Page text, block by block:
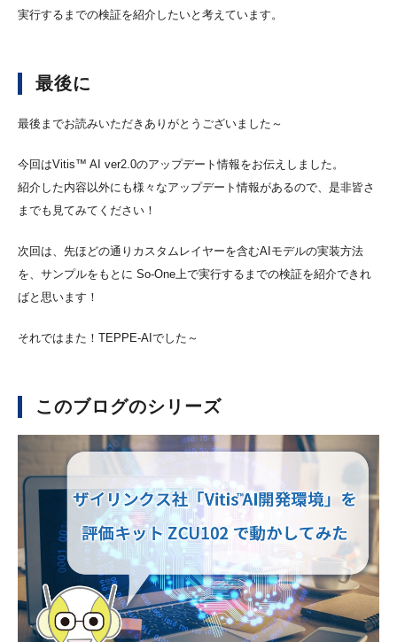
実行するまでの検証を紹介したいと考えています。
最後に
最後までお読みいただきありがとうございました～
今回はVitis™ AI ver2.0のアップデート情報をお伝えしました。
紹介した内容以外にも様々なアップデート情報があるので、是非皆さ
までも見てみてください！
次回は、先ほどの通りカスタムレイヤーを含むAIモデルの実装方法
を、サンプルをもとに So-One上で実行するまでの検証を紹介できれ
ばと思います！
それではまた！TEPPE-AIでした～
このブログのシリーズ